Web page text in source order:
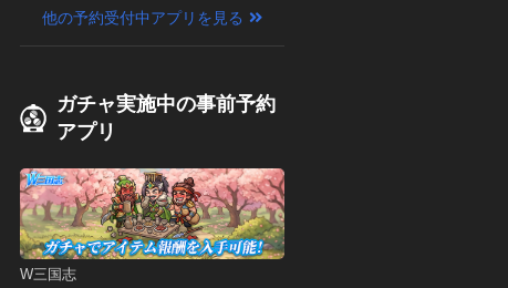
他の予約受付中アプリを見る
ガチャ実施中の事前予約
アプリ
W三国志